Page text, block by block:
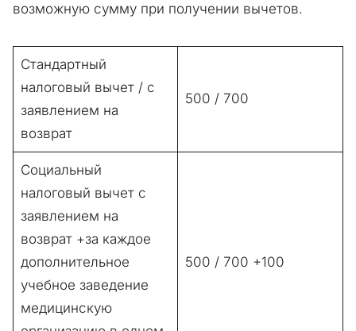
возможную сумму при получении вычетов.
Стандартный
налоговый вычет / с
заявлением на
возврат
500 / 700
Социальный
налоговый вычет с
заявлением на
возврат +за каждое
дополнительное
учебное заведение
медицинскую
500 / 700 +100